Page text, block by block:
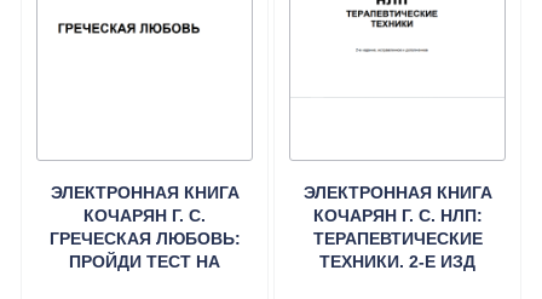
ЭЛЕКТРОННАЯ КНИГА
КОЧАРЯН Г. С.
ГРЕЧЕСКАЯ ЛЮБОВЬ:
ПРОЙДИ ТЕСТ НА
ЭЛЕКТРОННАЯ КНИГА
КОЧАРЯН Г. С. НЛП:
ТЕРАПЕВТИЧЕСКИЕ
ТЕХНИКИ. 2-Е ИЗД